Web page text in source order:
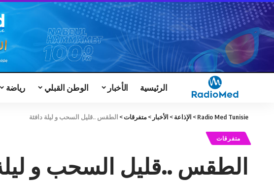
الرئيسية الأخبار الوطن القبلي رياضة
Radio Med Tunisie
> الإذاعة> الأخبار >متفرقات> الطقس ..قليل السحب و ليلة دافئة
متفرقات
الطقس ..قليل السحب و